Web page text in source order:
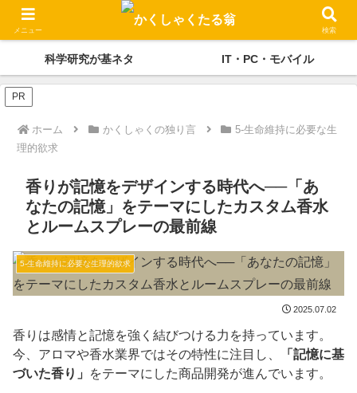
かくしゃくの独り言 メディケーション
科学研究が基ネタ IT・PC・モバイル
PR
ホーム かくしゃくの独り言
5-生命維持に必要な生
理的欲求
香りが記憶をデザインする時代へ──「あ
なたの記憶」をテーマにしたカスタム香水
とルームスプレーの最前線
5-生命維持に必要な生理的欲求
2025.07.02
香りは感情と記憶を強く結びつける力を持っています。
今、アロマや香水業界ではその特性に注目し、
「記憶に基
づいた香り」
をテーマにした商品開発が進んでいます。
メニュー 検索